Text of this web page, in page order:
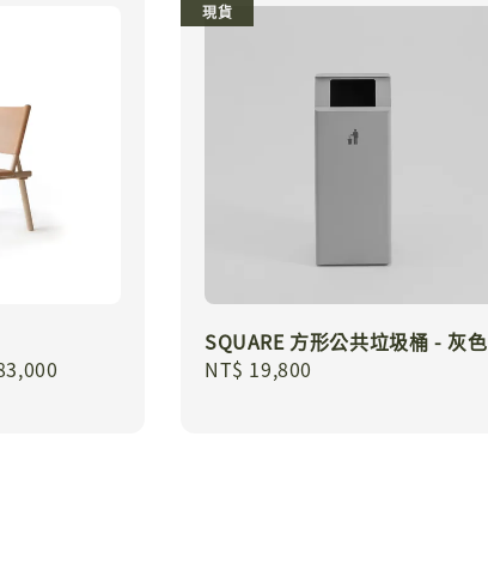
現貨
SQUARE 方形公共垃圾桶 - 灰色
Regular
NT$ 19,800